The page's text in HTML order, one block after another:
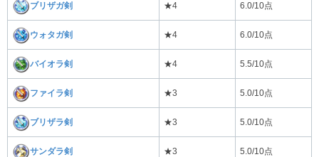
ブリザガ剣 ★4 6.0/10点
ウォタガ剣 ★4 6.0/10点
バイオラ剣 ★4 5.5/10点
ファイラ剣 ★3 5.0/10点
ブリザラ剣 ★3 5.0/10点
サンダラ剣 ★3 5.0/10点